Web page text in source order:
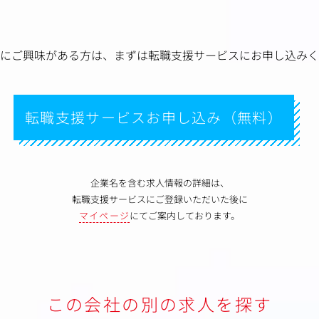
ご興味がある方は、 まずは転職支援サービスにお申し込み
転職支援サービスお申し込み（無料）
企業名を含む求人情報の詳細は、
転職支援サービスにご登録いただいた後に
マイページにてご案内しております。
この会社の別の求人を探す